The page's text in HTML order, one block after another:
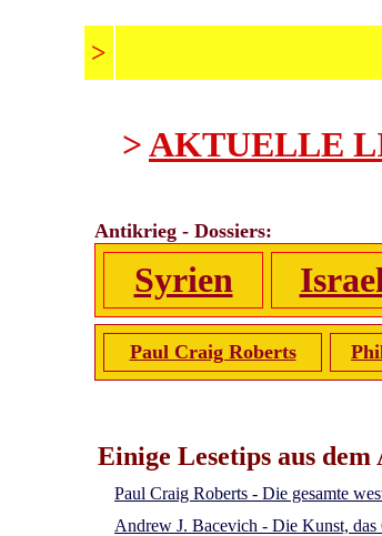
>
>AKTUELLE
Antikrieg - Dossiers:
Syrien
Paul Craig Roberts
Einige Lesetips aus
Paul Craig Roberts - Die gesamte
Andrew J. Bacevich - Die Kunst, das